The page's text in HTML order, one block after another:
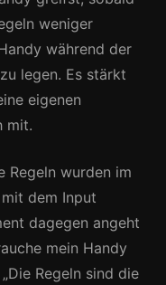
weniger
während der
legen. Es stärkt
eigenen
mit.
Regeln wurden im
dem Input
dagegen angeht
mein Handy
Regeln sind die